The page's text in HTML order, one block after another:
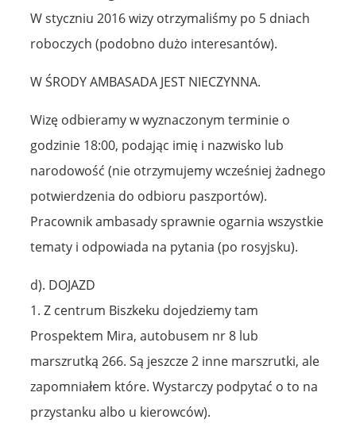
W styczniu 2016 wizy otrzymaliśmy po 5 dniach
roboczych (podobno dużo interesantów).
W ŚRODY AMBASADA JEST NIECZYNNA.
Wizę odbieramy w wyznaczonym terminie o
godzinie 18:00, podając imię i nazwisko lub
narodowość (nie otrzymujemy wcześniej żadnego
potwierdzenia do odbioru paszportów).
Pracownik ambasady sprawnie ogarnia wszystkie
tematy i odpowiada na pytania (po rosyjsku).
d). DOJAZD
1. Z centrum Biszkeku dojedziemy tam
Prospektem Mira, autobusem nr 8 lub
marszrutką 266. Są jeszcze 2 inne marszrutki, ale
zapomniałem które. Wystarczy podpytać o to na
przystanku albo u kierowców).